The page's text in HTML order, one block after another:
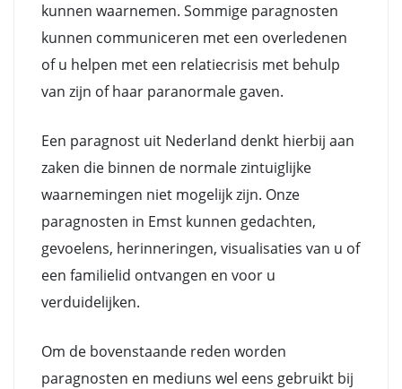
kunnen waarnemen. Sommige paragnosten
kunnen communiceren met een overledenen
of u helpen met een relatiecrisis met behulp
van zijn of haar paranormale gaven.
Een paragnost uit Nederland denkt hierbij aan
zaken die binnen de normale zintuiglijke
waarnemingen niet mogelijk zijn. Onze
paragnosten in Emst kunnen gedachten,
gevoelens, herinneringen, visualisaties van u of
een familielid ontvangen en voor u
verduidelijken.
Om de bovenstaande reden worden
paragnosten en mediuns wel eens gebruikt bij